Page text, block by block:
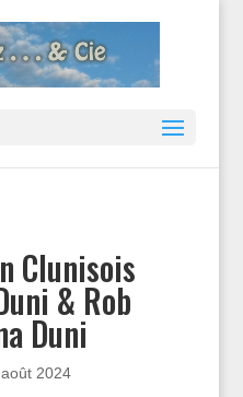
Clunisois
& Rob
Duni
2024